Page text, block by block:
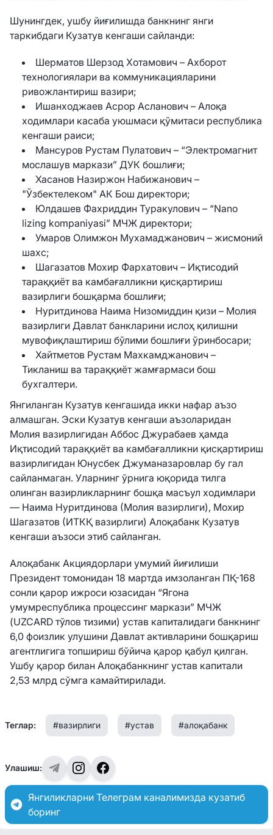
Шунингдек, ушбу йиғилишда банкнинг янги
таркибдаги Кузатув кенгаши сайланди:
Шерматов Шерзод Хотамович – Ахборот
технологиялари ва коммуникацияларини
ривожлантириш вазири;
Ишанходжаев Асрор Асланович – Алоқа
ходимлари касаба уюшмаси қўмитаси республика
кенгаши раиси;
Мансуров Рустам Пулатович – “Электромагнит
мослашув маркази” ДУК бошлиғи;
Хасанов Назиржон Набижанович –
"Ўзбектелеком" АК Бош директори;
Юлдашев Фахриддин Туракулович – “Nano
lizing kompaniyasi” МЧЖ директори;
Умаров Олимжон Мухамаджанович – жисмоний
шахс;
Шагазатов Мохир Фархатович – Иқтисодий
тараққиёт ва камбағалликни қисқартириш
вазирлиги бошқарма бошлиғи;
Нуритдинова Наима Низомиддин қизи – Молия
вазирлиги Давлат банкларини ислоҳ қилишни
мувофиқлаштириш бўлими бошлиғи ўринбосари;
Хайтметов Рустам Махкамджанович –
Тикланиш ва тараққиёт жамғармаси бош
бухгалтери.
Янгиланган Кузатув кенгашида икки нафар аъзо
алмашган. Эски Кузатув кенгаши аъзоларидан
Молия вазирлигидан Аббос Джурабаев ҳамда
Иқтисодий тараққиёт ва камбағалликни қисқартириш
вазирлигидан Юнусбек Джуманазаровлар бу гал
сайланмаган. Уларнинг ўрнига юқорида тилга
олинган вазирликларнинг бошқа масъул ходимлари
— Наима Нуритдинова (Молия вазирлиги), Мохир
Шагазатов (ИТКҚ вазирлиги) Алоқабанк Кузатув
кенгаши аъзоси этиб сайланган.
Алоқабанк Акциядорлари умумий йиғилиши
Президент томонидан 18 мартда имзоланган ПҚ-168
сонли қарор ижроси юзасидан “Ягона
умумреспублика процессинг маркази” МЧЖ
(UZCARD тўлов тизими) устав капиталидаги банкнинг
6,0 фоизлик улушини Давлат активларини бошқариш
агентлигига топшириш бўйича қарор қабул қилган.
Ушбу қарор билан Алоқабанкнинг устав капитали
2,53 млрд сўмга камайтирилади.
Теглар: #вазирлиги #устав #алоқабанк
Улашиш:
Янгиликларни Телеграм каналимизда кузатиб
боринг